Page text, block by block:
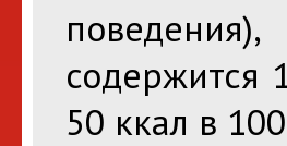
содержится
50 ккал в